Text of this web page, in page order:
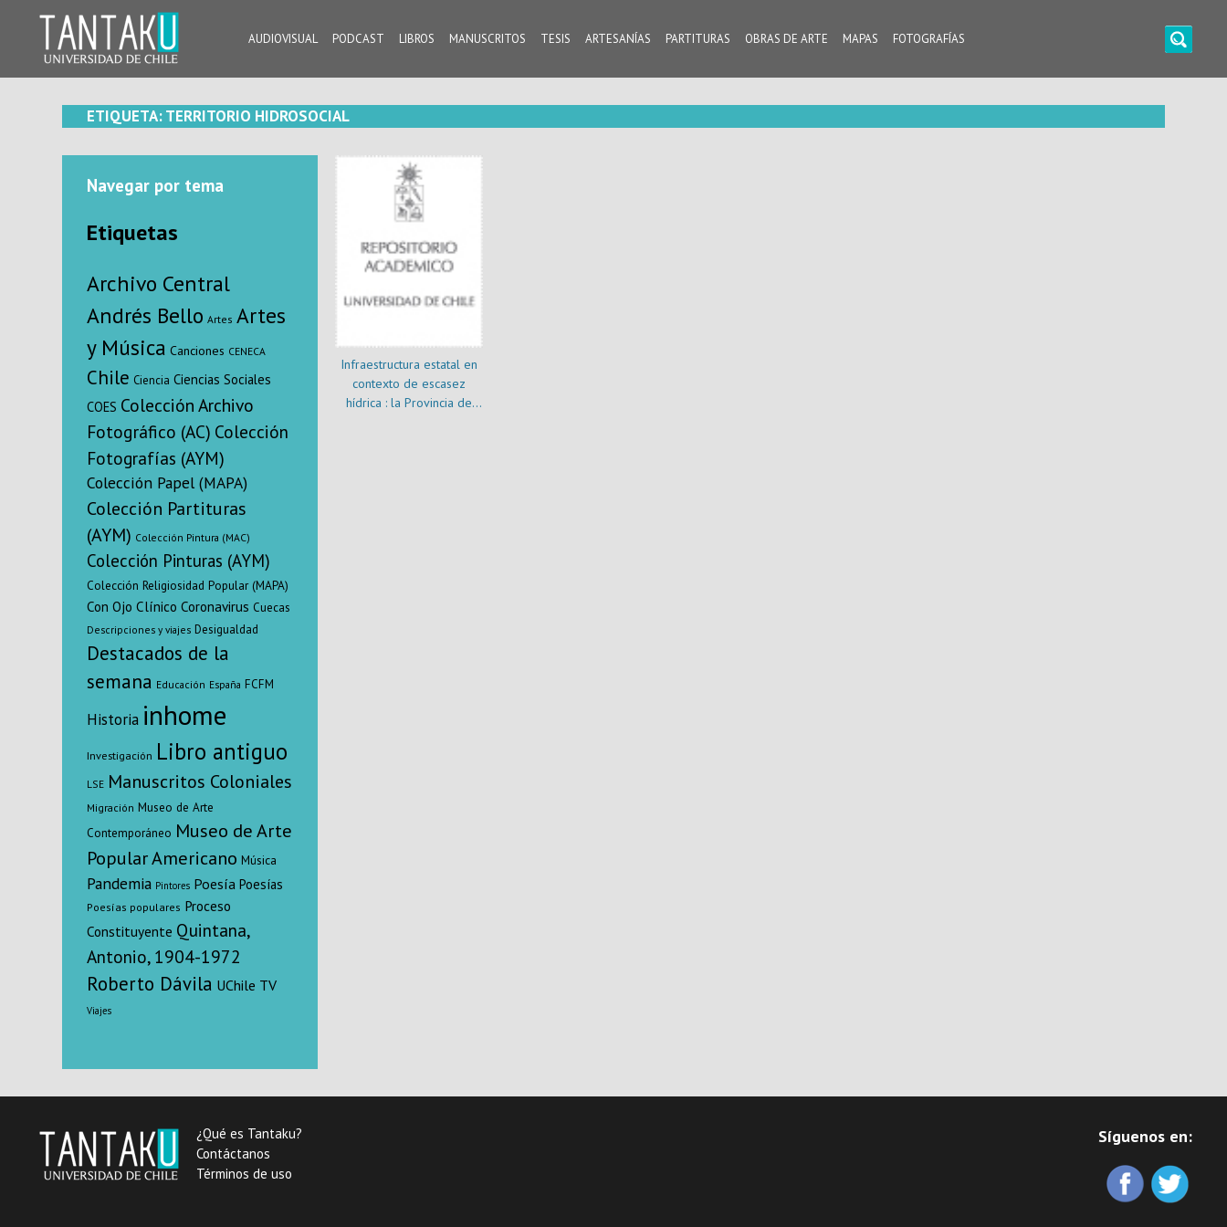
content
AUDIOVISUAL PODCAST LIBROS MANUSCRITOS TESIS ARTESANÍAS PARTITURAS OBRAS DE ARTE MAPAS FOTOGRAFÍAS
ETIQUETA:TERRITORIO HIDROSOCIAL
Navegar por tema
Etiquetas
Archivo Central
Andrés Bello Artes Artes
y Música Canciones CENECA
Chile Ciencia Ciencias Sociales
COES Colección Archivo
Fotográfico (AC) Colección
Fotografías (AYM)
Colección Papel (MAPA)
Colección Partituras
(AYM) Colección Pintura (MAC)
Colección Pinturas (AYM)
Colección Religiosidad Popular (MAPA)
Con Ojo Clínico Coronavirus Cuecas
Descripciones y viajes Desigualdad
Destacados de la
semana Educación España FCFM
Historia inhome
Investigación Libro antiguo
LSE Manuscritos Coloniales
Migración Museo de Arte
Contemporáneo Museo de Arte
Popular Americano Música
Pandemia Pintores Poesía Poesías
Poesías populares Proceso
Constituyente Quintana,
Antonio, 1904-1972
Roberto Dávila UChile TV
Viajes
Infraestructura estatal en
contexto de escasez
hídrica : la Provincia de
¿Qué es Tantaku?
Contáctanos
Términos de uso
Síguenos en: